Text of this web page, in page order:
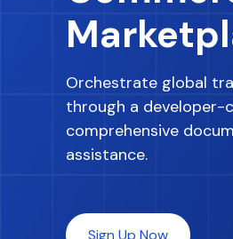
Orchestrate global
through a developer-
comprehensive
assistance.
Sign Up Now